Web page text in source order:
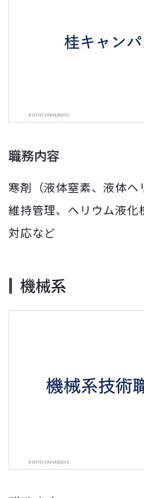
職務内容
寒剤（液体窒素、液体
維持管理、ヘリウム液
対応など
機械系